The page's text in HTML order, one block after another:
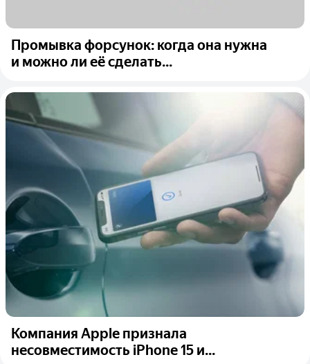
Промывка форсунок: когда она нужна
и можно ли её сделать...
Компания Apple признала
несовместимость iPhone 15 и...